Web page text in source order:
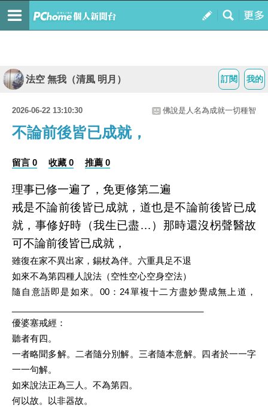
我的
訂閱
法空 無我（清風 明月）
2026-06-22 13:10:30 佛說是人名為成就一切種智
不論前後皆已成就，
留言 0 收藏 0 推薦 0
理事已修一遍了，免更修第二遍
戒是不論前後皆已成就，道也是不論前後皆已成
就，事修好時（我生已盡…）那時還沒柺聲醫故
可不論前後皆已成就，
雖復在家不異出家，錫杖為伴。六重具足不退
如來不為第四種人說法（空性空心空身空法）
隨自意語即是如來。00：24單複十二方盡妙覺成無上道，
優婆塞戒經：
聽者有四。
一者略聞多解。二者隨分別解。三者隨本意解。四者於一一字
一一句解。
如來說法正為三人。不為第四。
何以故。以非器故。